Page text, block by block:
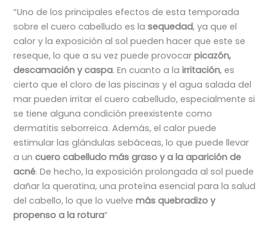
“Uno de los principales efectos de esta temporada
sobre el cuero cabelludo es lasequedad, ya que el
calor y la exposición al sol pueden hacer que este se
reseque, lo que a su vez puede provocarpicazón,
descamación y caspa. En cuanto a lairritación, es
cierto que el cloro de las piscinas y el agua salada del
mar pueden irritar el cuero cabelludo, especialmente si
se tiene alguna condición preexistente como
dermatitis seborreica. Además, el calor puede
estimular las glándulas sebáceas, lo que puede llevar
a uncuero cabelludo más graso y a la aparición de
acné. De hecho, la exposición prolongada al sol puede
dañar la queratina, una proteína esencial para la salud
del cabello, lo que lo vuelvemás quebradizo y
propenso a la rotura”